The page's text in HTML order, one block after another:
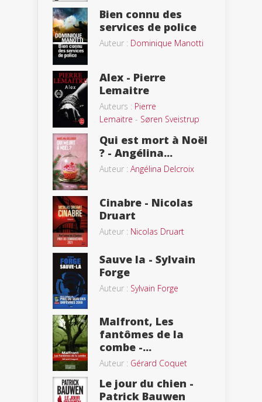
Bien connu des
services de police
Auteur : Dominique Manotti
Alex - Pierre
Lemaitre
Auteurs : Pierre
Lemaitre - Søren Sveistrup
Qui est mort à Noël
? - Angélina...
Auteur : Angélina Delcroix
Cinabre - Nicolas
Druart
Auteur : Nicolas Druart
Sauve la - Sylvain
Forge
Auteur : Sylvain Forge
Malfront, Les
fantômes de la
combe -...
Auteur : Gérard Coquet
Le jour du chien -
Patrick Bauwen